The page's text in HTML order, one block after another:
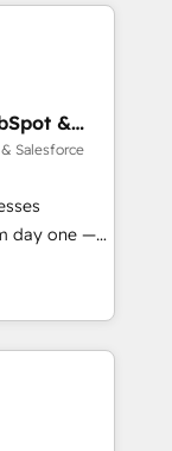
so it
across the
the growth
&
Salesforce
day one —
we
modern
real